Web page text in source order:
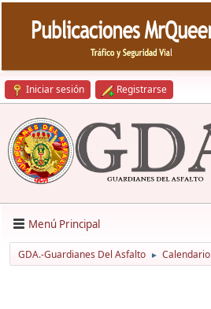
Iniciar sesión Registrarse
Menú Principal
GDA.-Guardianes Del Asfalto ► Calendario